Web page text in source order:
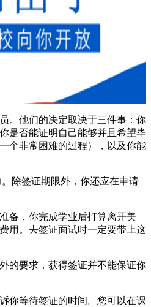
。他们的决定取决于三件事：你
是否能证明自己能够并且希望毕
个非常困难的过程），以及你能
除签证期限外，你还应在申请
备，你完成学业后打算离开美
用。去签证面试时一定要带上这
的要求，获得签证并不能保证你
你等待签证的时间。您可以在课